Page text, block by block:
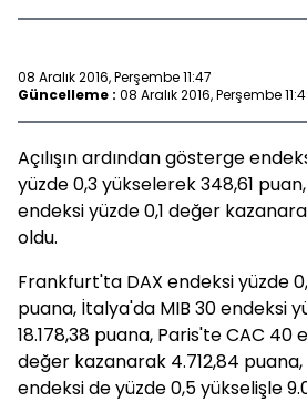
08 Aralık 2016, Perşembe 11:47
Güncelleme : 08 Aralık 2016, Perşembe
Açılışın ardından gösterge
yüzde 0,3 yükselerek 348,61
endeksi yüzde 0,1 değer
oldu.
Frankfurt'ta DAX endeksi yüzde
puana, İtalya'da MIB 30 endeksi
18.178,38 puana, Paris'te CAC 40
değer kazanarak 4.712,84 puana,
endeksi de yüzde 0,5 yükselişle